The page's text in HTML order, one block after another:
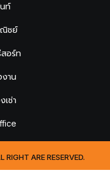
ท์
ณิชย์
สอร์ท
งาน
เช่า
ARE RESERVED.